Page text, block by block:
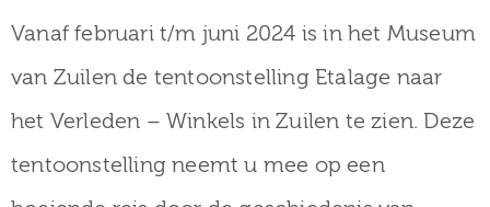
Vanaf februari t/m juni 2024 is in het Museum
van Zuilen de tentoonstelling Etalage naar
het Verleden – Winkels in Zuilen te zien. Deze
tentoonstelling neemt u mee op een